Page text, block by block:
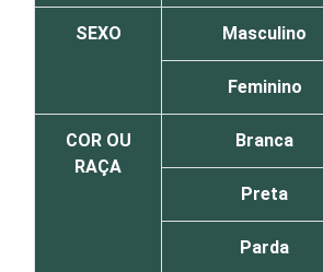
SEXO Masculino
Feminino
COR OU
RAÇA
Branca
Preta
Parda